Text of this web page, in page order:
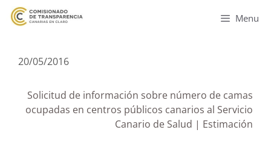
Menu
20/05/2016
Solicitud de información sobre número de camas
ocupadas en centros públicos canarios al Servicio
Canario de Salud | Estimación